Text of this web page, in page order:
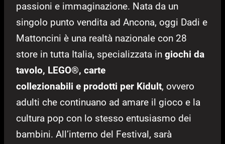
passioni e immaginazione. Nata da un
singolo punto vendita ad Ancona, oggi Dadi e
Mattoncini è una realtà nazionale con 28
store in tutta Italia, specializzata in giochi da
tavolo, LEGO®️, carte
collezionabili e prodotti per Kidult, ovvero
adulti che continuano ad amare il gioco e la
cultura pop con lo stesso entusiasmo dei
bambini. All’interno del Festival, sarà